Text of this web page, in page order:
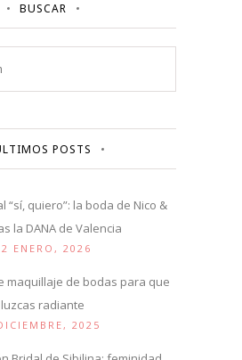
BUSCAR
POSTS
“sí, quiero”: la boda de Nico &
la DANA de Valencia
ENERO, 2026
maquillaje de bodas para que
luzcas radiante
2025